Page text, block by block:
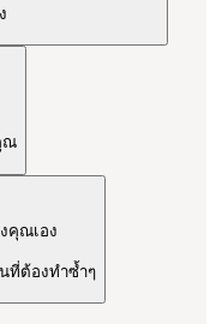
ณ
คุณเอง
ที่ต้องทำซ้ำๆ